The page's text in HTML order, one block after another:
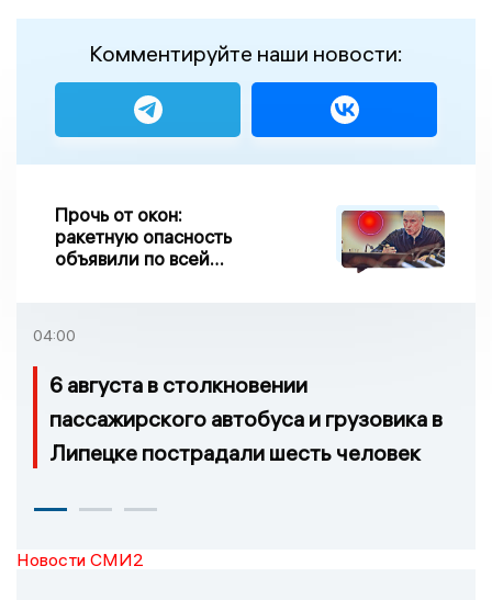
Комментируйте наши новости:
Прочь от окон:
ракетную опасность
объявили по всей
04:00
6 августа в столкновении
пассажирского автобуса и грузовика в
Липецке пострадали шесть человек
Новости СМИ2